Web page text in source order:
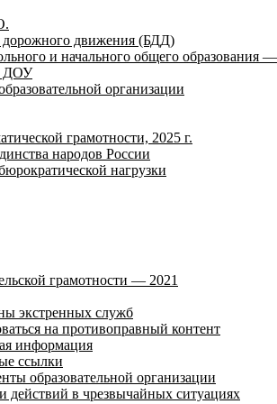
дорожного движения (БДД)
и начального общего образования —
ДОУ
организации
грамотности, 2025 г.
народов России
нагрузки
грамотности — 2021
экстренных служб
на противоправный контент
информация
ссылки
образовательной организации
действий в чрезвычайных ситуациях